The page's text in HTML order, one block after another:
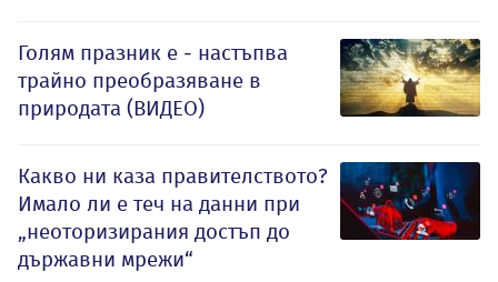
Голям празник е - настъпва
трайно преобразяване в
природата (ВИДЕО)
Какво ни каза правителството?
Имало ли е теч на данни при
„неоторизирания достъп до
държавни мрежи“